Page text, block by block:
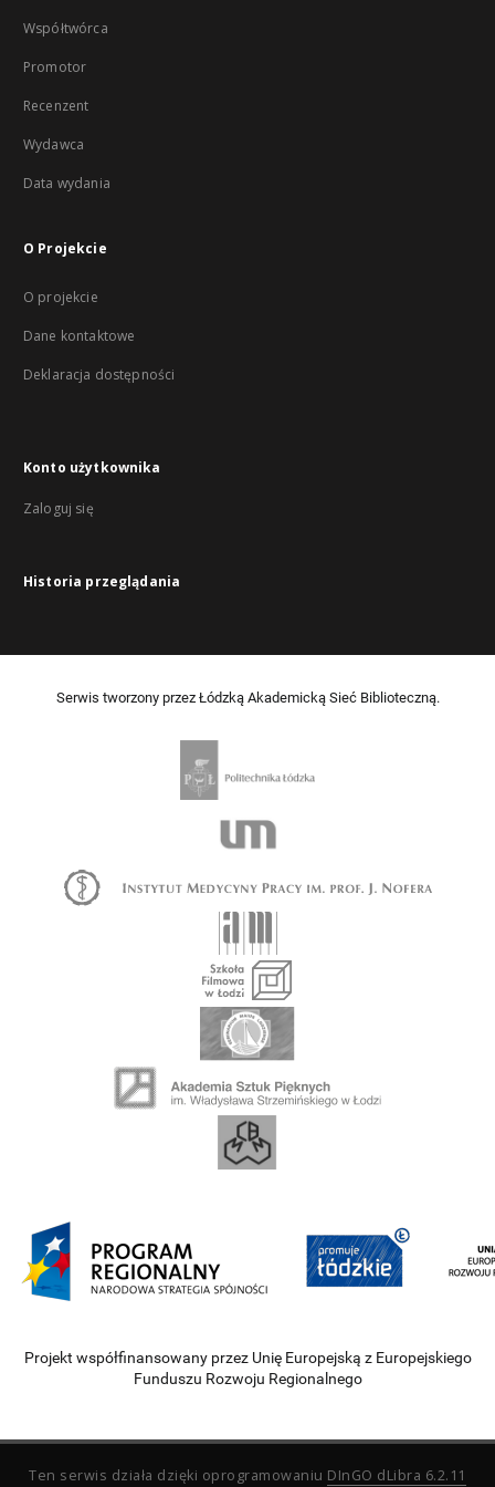
Współtwórca
Promotor
Recenzent
Wydawca
Data wydania
O Projekcie
O projekcie
Dane kontaktowe
Deklaracja dostępności
Konto użytkownika
Zaloguj się
Historia przeglądania
Serwis tworzony przez Łódzką Akademicką Sieć Biblioteczną.
Projekt współfinansowany przez Unię Europejską z Europejskiego
Funduszu Rozwoju Regionalnego
Ten serwis działa dzięki oprogramowaniu DInGO dLibra 6.2.11